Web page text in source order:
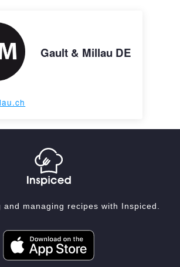
Gault & Millau DE
managing recipes with Inspiced.